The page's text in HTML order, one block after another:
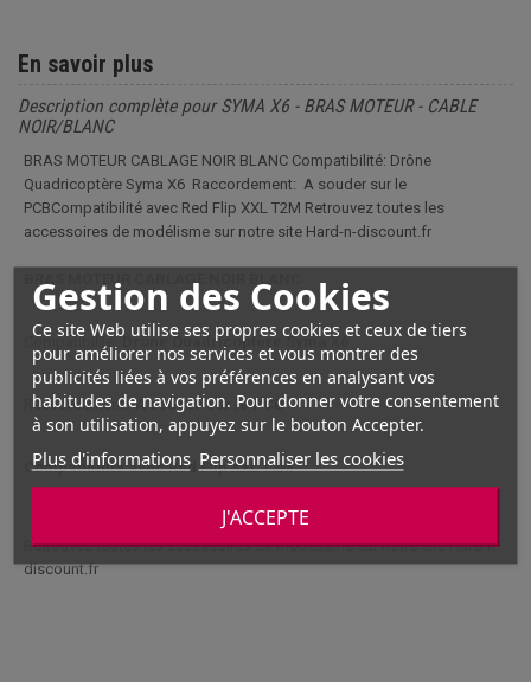
Gestion des Cookies
Ce site Web utilise ses propres cookies et ceux de tiers
pour améliorer nos services et vous montrer des
publicités liées à vos préférences en analysant vos
habitudes de navigation. Pour donner votre consentement
à son utilisation, appuyez sur le bouton Accepter.
Plus d'informations Personnaliser les cookies
J'ACCEPTE
En savoir plus
Description complète pour SYMA X6 - BRAS MOTEUR - CABLE
NOIR/BLANC
BRAS MOTEUR CABLAGE NOIR BLANC Compatibilité: Drône
Quadricoptère Syma X6 Raccordement: A souder sur le
PCBCompatibilité avec Red Flip XXL T2M Retrouvez toutes les
accessoires de modélisme sur notre site Hard-n-discount.fr
BRAS MOTEUR CABLAGE NOIR BLANC
Compatibilité:Drône Quadricoptère Syma X6
Raccordement:A souder sur le PCB
Compatibilité avec Red Flip XXL T2M
Retrouvez toutes les accessoires de modélisme sur notre site Hard-n-
discount.fr